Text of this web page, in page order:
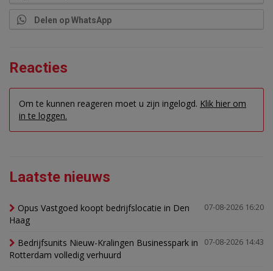
Delen op WhatsApp
Reacties
Om te kunnen reageren moet u zijn ingelogd. Klik hier om
in te loggen.
Laatste nieuws
07-08-2026 16:20
Opus Vastgoed koopt bedrijfslocatie in Den
Haag
07-08-2026 14:43
Bedrijfsunits Nieuw-Kralingen Businesspark in
Rotterdam volledig verhuurd